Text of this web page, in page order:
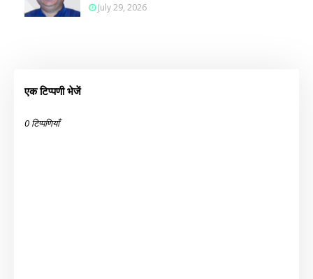
July 29, 2026
एक टिप्पणी भेजें
0 टिप्पणियाँ